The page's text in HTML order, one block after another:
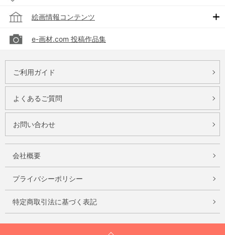
絵画情報コンテンツ
e-画材.com 投稿作品集
ご利用ガイド
よくあるご質問
お問い合わせ
会社概要
プライバシーポリシー
特定商取引法に基づく表記